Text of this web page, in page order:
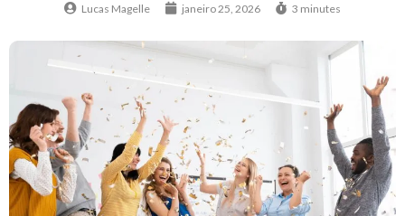
Lucas Magelle janeiro 25, 2026 3 minutes